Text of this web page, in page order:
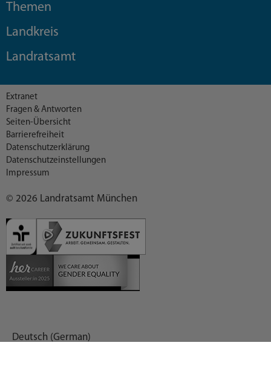
Themen
Landkreis
Landratsamt
© 2026 Landratsamt München
Extranet
Fragen & Antworten
Seiten-Übersicht
Barrierefreiheit
Datenschutzerklärung
Datenschutzeinstellungen
Impressum
Deutsch (German)